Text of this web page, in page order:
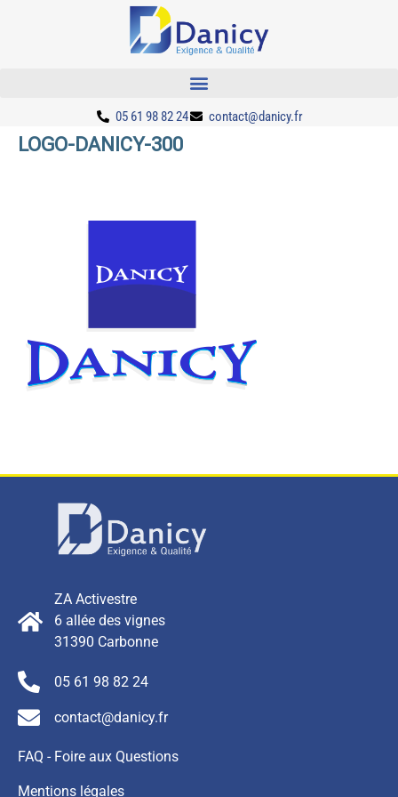
05 61 98 82 24 contact@danicy.fr
LOGO-DANICY-300
ZA Activestre
6 allée des vignes
31390 Carbonne
05 61 98 82 24
contact@danicy.fr
FAQ - Foire aux Questions
Mentions légales